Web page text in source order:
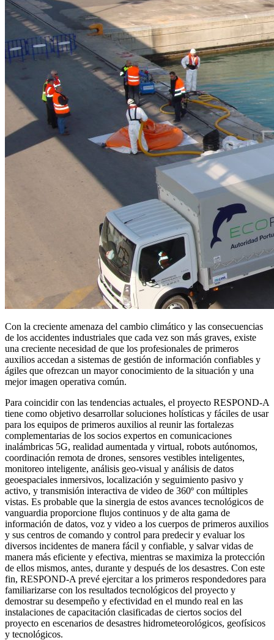
Con la creciente amenaza del cambio climático y las consecuencias
de los accidentes industriales que cada vez son más graves, existe
una creciente necesidad de que los profesionales de primeros
auxilios accedan a sistemas de gestión de información confiables y
ágiles que ofrezcan un mayor conocimiento de la situación y una
mejor imagen operativa común.
Para coincidir con las tendencias actuales, el proyecto RESPOND-A
tiene como objetivo desarrollar soluciones holísticas y fáciles de usar
para los equipos de primeros auxilios al reunir las fortalezas
complementarias de los socios expertos en comunicaciones
inalámbricas 5G, realidad aumentada y virtual, robots autónomos,
coordinación remota de drones, sensores vestibles inteligentes,
monitoreo inteligente, análisis geo-visual y análisis de datos
geoespaciales inmersivos, localización y seguimiento pasivo y
activo, y transmisión interactiva de video de 360º con múltiples
vistas. Es probable que la sinergia de estos avances tecnológicos de
vanguardia proporcione flujos continuos y de alta gama de
información de datos, voz y video a los cuerpos de primeros auxilios
y sus centros de comando y control para predecir y evaluar los
diversos incidentes de manera fácil y confiable, y salvar vidas de
manera más eficiente y efectiva, mientras se maximiza la protección
de ellos mismos, antes, durante y después de los desastres. Con este
fin, RESPOND-A prevé ejercitar a los primeros respondedores para
familiarizarse con los resultados tecnológicos del proyecto y
demostrar su desempeño y efectividad en el mundo real en las
instalaciones de capacitación clasificadas de ciertos socios del
proyecto en escenarios de desastres hidrometeorológicos, geofísicos
y tecnológicos.